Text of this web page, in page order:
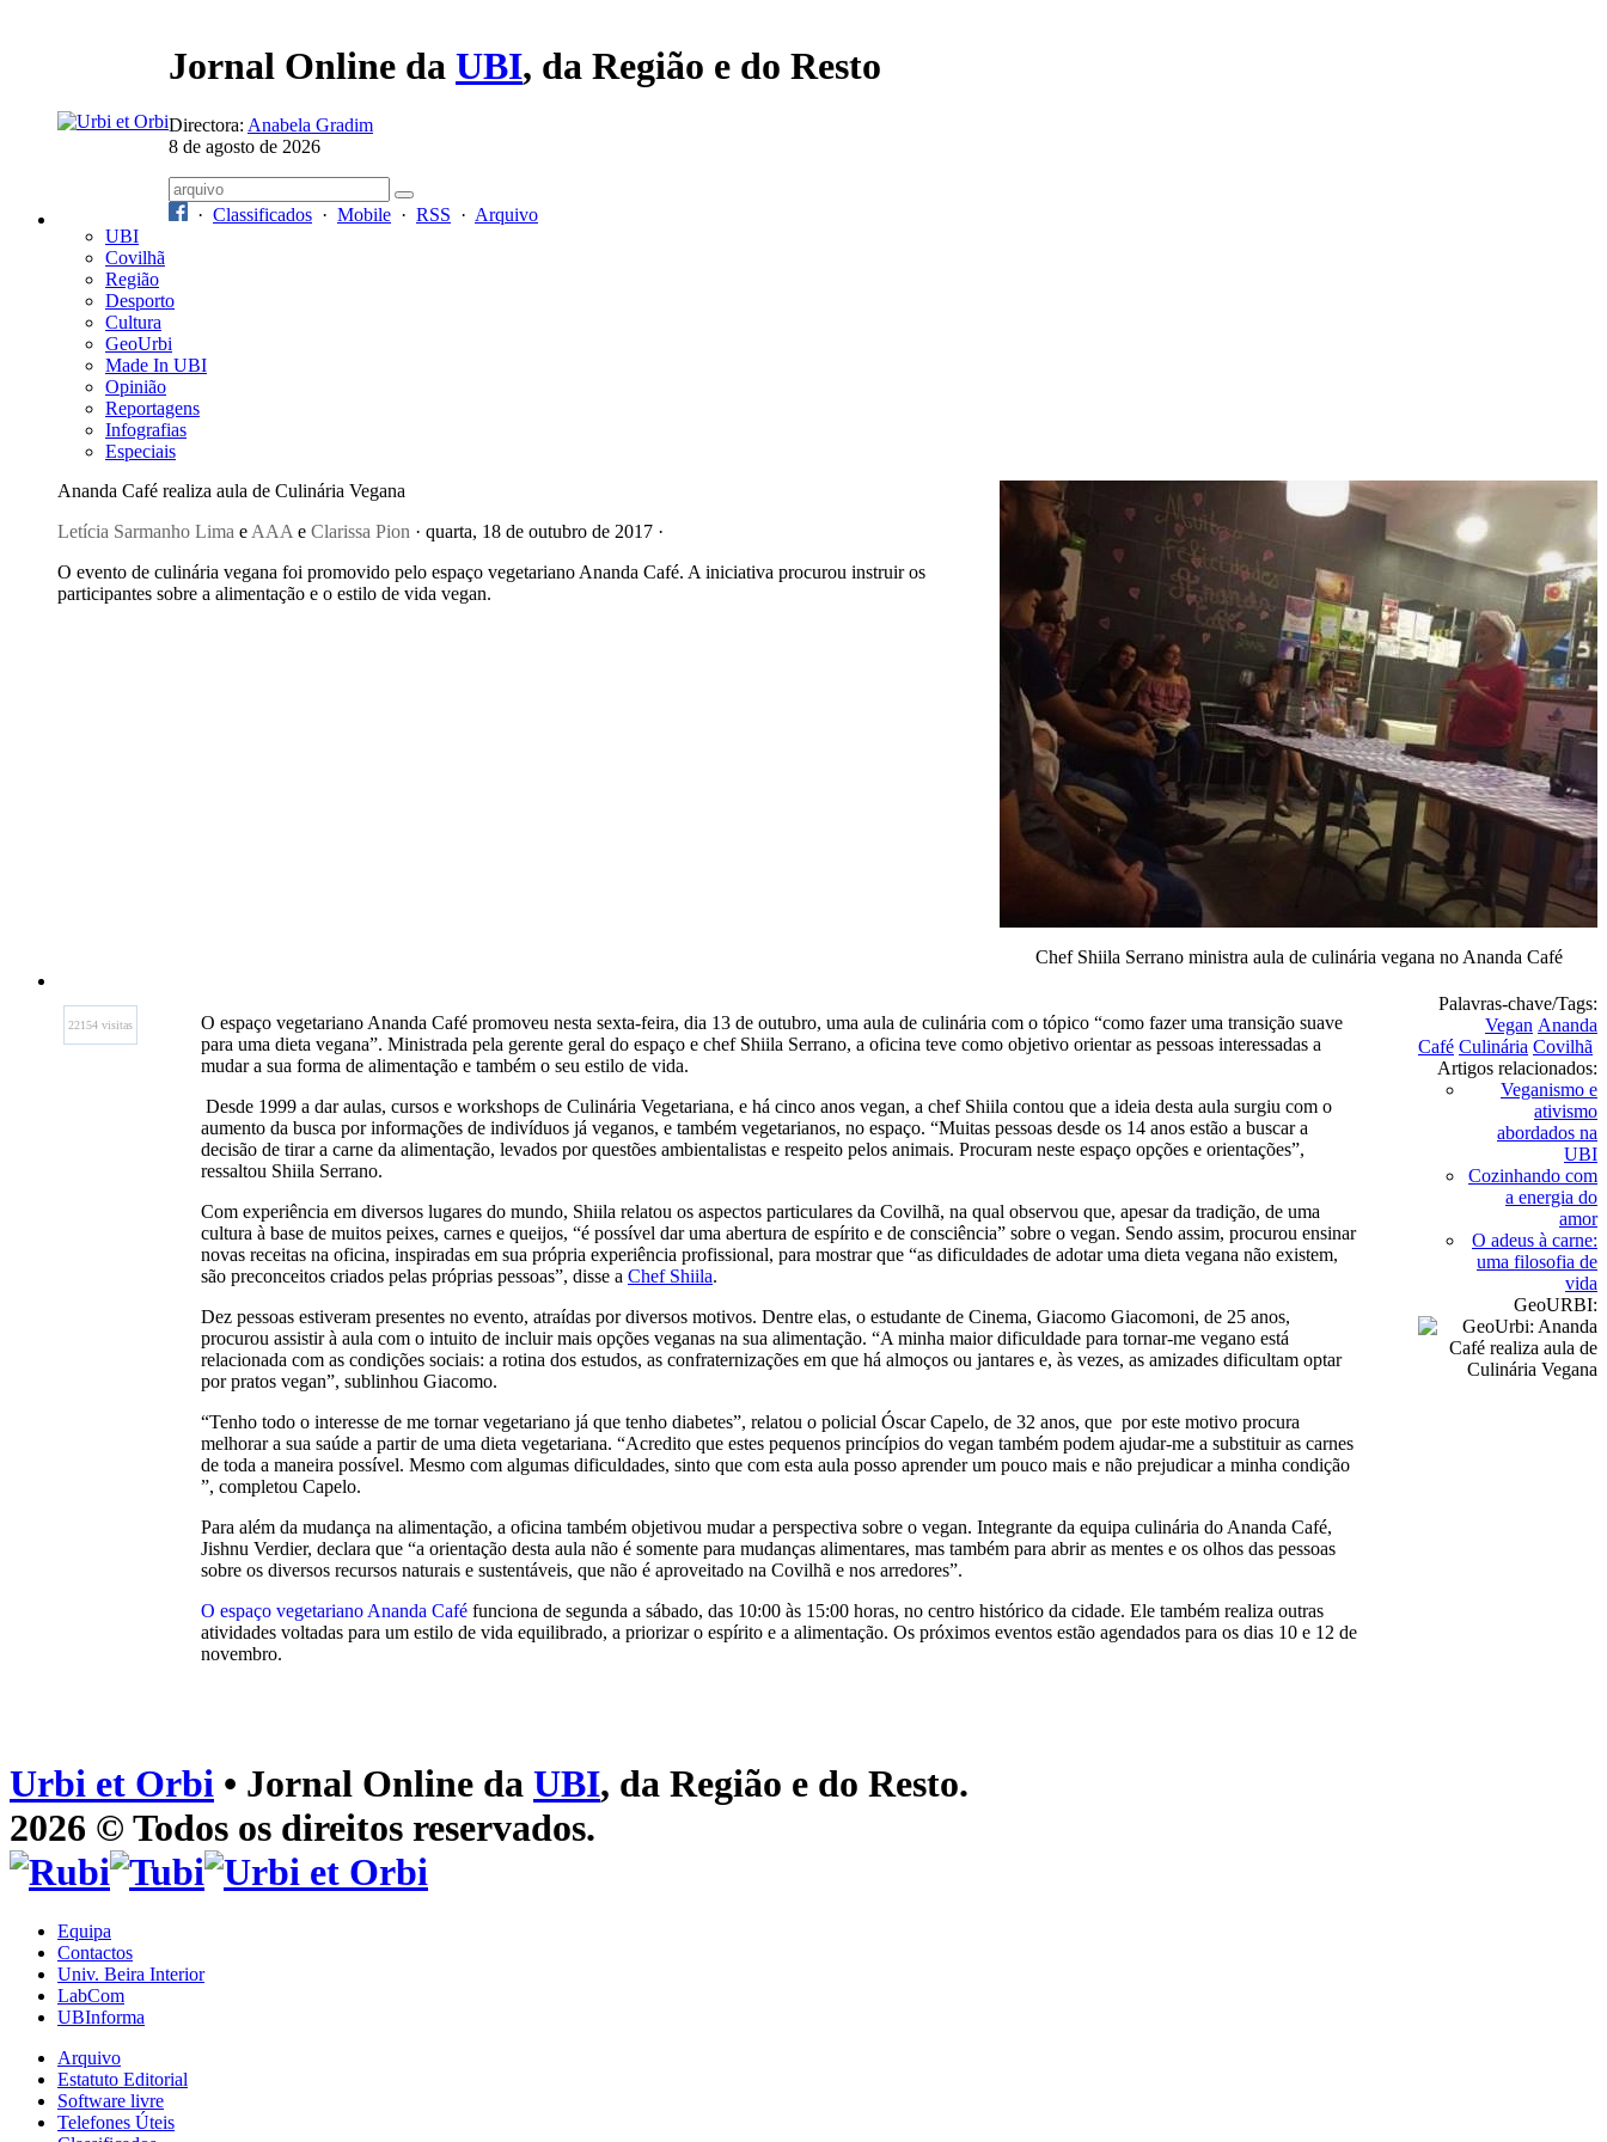
Jornal Online da UBI, da Região e do Resto
Directora: Anabela Gradim
8 de agosto de 2026
· Classificados · Mobile · RSS · Arquivo
UBI
Covilhã
Região
Desporto
Cultura
GeoUrbi
Made In UBI
Opinião
Reportagens
Infografias
Especiais
Ananda Café realiza aula de Culinária Vegana
Letícia Sarmanho Lima e AAA e Clarissa Pion · quarta, 18 de outubro de 2017 ·
O evento de culinária vegana foi promovido pelo espaço vegetariano Ananda Café. A iniciativa procurou instruir os
participantes sobre a alimentação e o estilo de vida vegan.
Chef Shiila Serrano ministra aula de culinária vegana no Ananda Café
22154 visitas
O espaço vegetariano Ananda Café promoveu nesta sexta-feira, dia 13 de outubro, uma aula de culinária com o tópico “como fazer uma transição suave
para uma dieta vegana”. Ministrada pela gerente geral do espaço e chef Shiila Serrano, a oficina teve como objetivo orientar as pessoas interessadas a
mudar a sua forma de alimentação e também o seu estilo de vida.
Desde 1999 a dar aulas, cursos e workshops de Culinária Vegetariana, e há cinco anos vegan, a chef Shiila contou que a ideia desta aula surgiu com o
aumento da busca por informações de indivíduos já veganos, e também vegetarianos, no espaço. “Muitas pessoas desde os 14 anos estão a buscar a
decisão de tirar a carne da alimentação, levados por questões ambientalistas e respeito pelos animais. Procuram neste espaço opções e orientações”,
ressaltou Shiila Serrano.
Com experiência em diversos lugares do mundo, Shiila relatou os aspectos particulares da Covilhã, na qual observou que, apesar da tradição, de uma
cultura à base de muitos peixes, carnes e queijos, “é possível dar uma abertura de espírito e de consciência” sobre o vegan. Sendo assim, procurou ensinar
novas receitas na oficina, inspiradas em sua própria experiência profissional, para mostrar que “as dificuldades de adotar uma dieta vegana não existem,
são preconceitos criados pelas próprias pessoas”, disse a Chef Shiila.
Dez pessoas estiveram presentes no evento, atraídas por diversos motivos. Dentre elas, o estudante de Cinema, Giacomo Giacomoni, de 25 anos,
procurou assistir à aula com o intuito de incluir mais opções veganas na sua alimentação. “A minha maior dificuldade para tornar-me vegano está
relacionada com as condições sociais: a rotina dos estudos, as confraternizações em que há almoços ou jantares e, às vezes, as amizades dificultam optar
por pratos vegan”, sublinhou Giacomo.
“Tenho todo o interesse de me tornar vegetariano já que tenho diabetes”, relatou o policial Óscar Capelo, de 32 anos, que por este motivo procura
melhorar a sua saúde a partir de uma dieta vegetariana. “Acredito que estes pequenos princípios do vegan também podem ajudar-me a substituir as carnes
de toda a maneira possível. Mesmo com algumas dificuldades, sinto que com esta aula posso aprender um pouco mais e não prejudicar a minha condição
”, completou Capelo.
Para além da mudança na alimentação, a oficina também objetivou mudar a perspectiva sobre o vegan. Integrante da equipa culinária do Ananda Café,
Jishnu Verdier, declara que “a orientação desta aula não é somente para mudanças alimentares, mas também para abrir as mentes e os olhos das pessoas
sobre os diversos recursos naturais e sustentáveis, que não é aproveitado na Covilhã e nos arredores”.
O espaço vegetariano Ananda Café funciona de segunda a sábado, das 10:00 às 15:00 horas, no centro histórico da cidade. Ele também realiza outras
atividades voltadas para um estilo de vida equilibrado, a priorizar o espírito e a alimentação. Os próximos eventos estão agendados para os dias 10 e 12 de
novembro.
Palavras-chave/Tags:
Vegan Ananda
Café Culinária Covilhã
Artigos relacionados:
Veganismo e
ativismo
abordados na
UBI
Cozinhando com
a energia do
amor
O adeus à carne:
uma filosofia de
vida
GeoURBI:
Urbi et Orbi • Jornal Online da UBI, da Região e do Resto.
2026 © Todos os direitos reservados.
Equipa
Contactos
Univ. Beira Interior
LabCom
UBInforma
Arquivo
Estatuto Editorial
Software livre
Telefones Úteis